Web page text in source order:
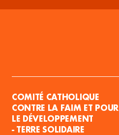
COMITÉ CATHOLIQUE
CONTRE LA FAIM ET POUR
LE DÉVELOPPEMENT
- TERRE SOLIDAIRE